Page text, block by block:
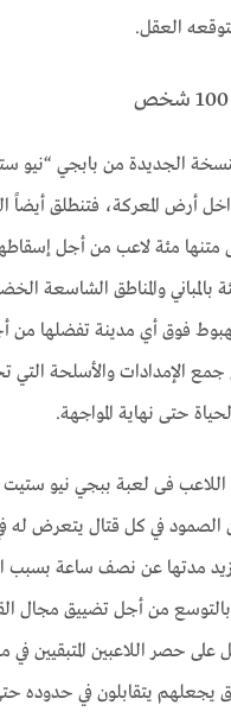
العقل.
الجديدة من بابجي “نيو
داخل أرض المعركة، فتنطلق أيضاً
متنها مئة لاعب من أجل
بالمباني والمناطق الشاسعة
فوق أي مدينة تفضلها من
الإمدادات والأسلحة التي
حتى نهاية المواجهة.
فى لعبة ببجي نيو ستيت
الصمود في كل قتال يتعرض له
مدتها عن نصف ساعة بسبب
بالتوسع من أجل تضييق مجال
حصر اللاعبين المتبقيين
يجعلهم يتقابلون في حدوده